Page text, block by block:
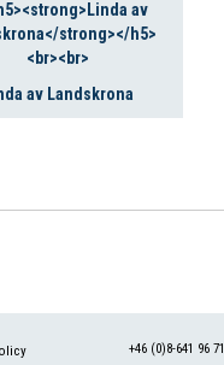
av Landskrona
+46 (0)8-641 96 71